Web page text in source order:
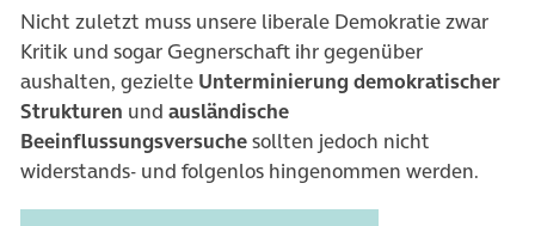
Nicht zuletzt muss unsere liberale Demokratie zwar
Kritik und sogar Gegnerschaft ihr gegenüber
aushalten, gezielte Unterminierung demokratischer
Strukturen und ausländische
Beeinflussungsversuchesollten jedoch nicht
widerstands- und folgenlos hingenommen werden.